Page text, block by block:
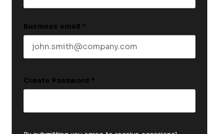
Business email *
Create Password *